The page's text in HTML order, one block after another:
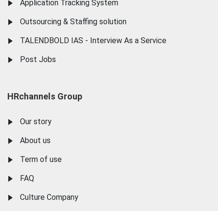
Application Tracking System
Outsourcing & Staffing solution
TALENDBOLD IAS - Interview As a Service
Post Jobs
HRchannels Group
Our story
About us
Term of use
FAQ
Culture Company